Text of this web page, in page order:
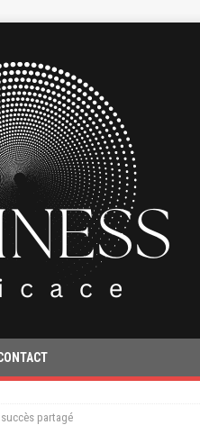
partagé